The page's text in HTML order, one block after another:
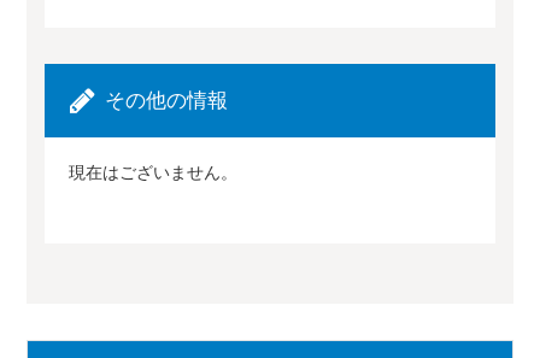
その他の情報
現在はございません。